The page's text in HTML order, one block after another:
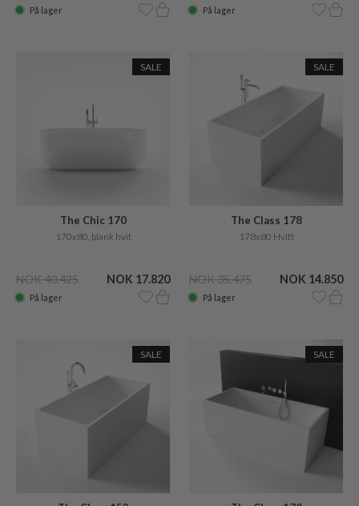
På lager På lager
SALE
The Chic 170
170x80, blank hvit
NOK 40.425 NOK 17.820
På lager
SALE
The Class 178
178x80 Hvitt
NOK 35.475 NOK 14.850
På lager
SALE SALE